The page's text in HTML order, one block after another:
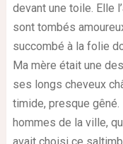
devant une toile. Elle
sont tombés
succombé à la folie
Ma mère était une
ses longs cheveux
timide, presque
hommes de la ville,